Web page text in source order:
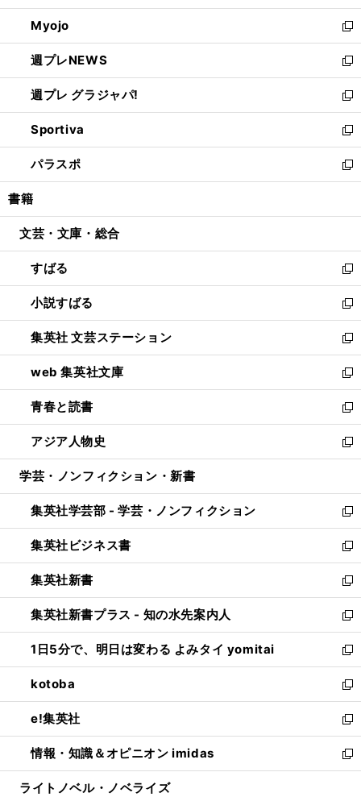
開
く
ウ
で
開
く
ン
ド
ウ
で
開
く
ウ
ィ
ン
ド
ウ
で
開
く
Myojo
新
し
い
ウ
ィ
ン
ド
ウ
で
開
週プレNEWS
新
し
い
ウ
ィ
ン
ド
ウ
開
週プレ グラジャパ!
新
し
い
ウ
ィ
ン
ウ
開
く
Sportiva
新
し
い
ウ
ン
ウ
で
開
く
パラスポ
新
し
ウ
ン
ド
ウ
で
開
く
書籍
文芸・文庫・総合
すばる
新
し
い
ウ
ィ
ン
ド
ウ
で
開
く
小説すばる
新
し
い
ウ
ィ
ン
ド
ウ
で
開
集英社 文芸ステーション
新
し
い
ウ
ィ
ン
ド
ウ
開
く
web 集英社文庫
新
し
い
ウ
ィ
ン
ウ
で
開
く
青春と読書
新
し
い
ウ
ン
ド
ウ
で
開
く
アジア人物史
新
し
ウ
ィ
ン
ド
ウ
で
開
く
学芸・ノンフィクション・新書
集英社学芸部 - 学芸・ノンフィクション
新
し
い
ウ
ィ
ン
ド
ウ
で
開
く
集英社ビジネス書
新
し
い
ウ
ィ
ン
ド
ウ
で
開
く
集英社新書
新
し
い
ウ
ィ
ン
ド
ウ
で
開
く
集英社新書プラス - 知の水先案内人
新
し
い
ウ
ィ
ン
ド
ウ
で
開
1日5分で、明日は変わる よみタイ yomitai
新
し
い
ウ
ィ
ン
ド
ウ
kotoba
新
し
い
ウ
ィ
ン
e!集英社
新
し
い
ウ
情報・知識＆オピニオン imidas
新
し
ライトノベル・ノベライズ